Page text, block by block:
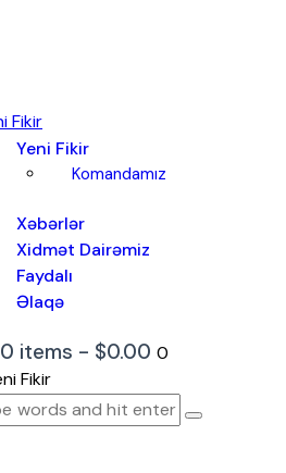
Yeni Fikir
Komandamız
Xəbərlər
Xidmət Dairəmiz
Faydalı
Əlaqə
0 items - $0.00 0